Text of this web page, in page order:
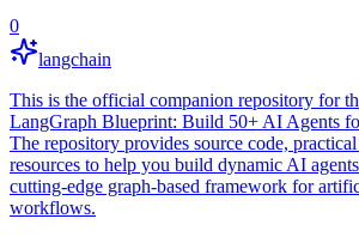
0
langchain
This is the official companion repository for
LangGraph Blueprint: Build 50+ AI Agents
The repository provides source code,
resources to help you build dynamic AI
cutting-edge graph-based framework for
workflows.